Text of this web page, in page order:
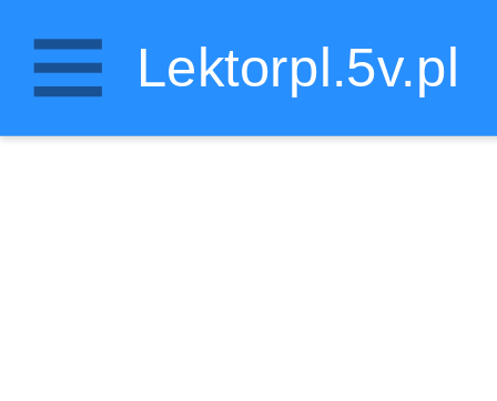
Lektorpl.5v.pl